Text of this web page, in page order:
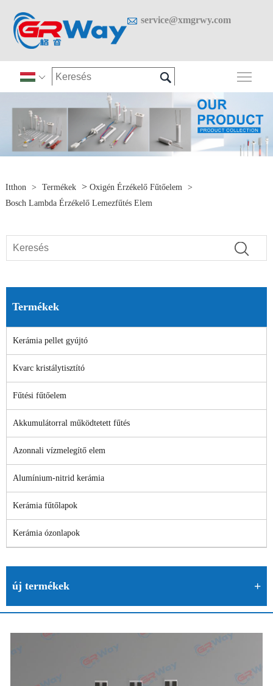
 service@xmgrwy.com
 
Itthon > Termékek > Oxigén Érzékelő Fűtőelem
>
Bosch Lambda Érzékelő Lemezfűtés Elem
Termékek
Kerámia pellet gyújtó
Kvarc kristálytisztító
Fűtési fűtőelem
Akkumulátorral működtetett fűtés
Azonnali vízmelegítő elem
Alumínium-nitrid kerámia
Kerámia fűtőlapok
Kerámia ózonlapok
új termékek